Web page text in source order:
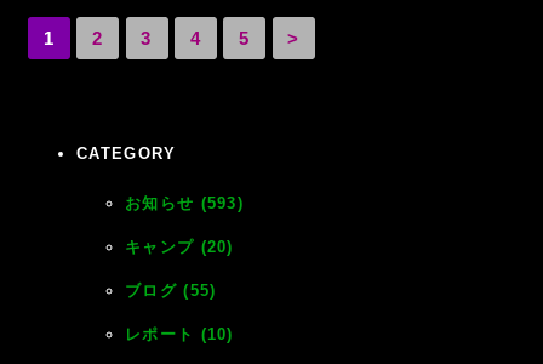
1 2 3 4 5 >
CATEGORY
お知らせ (593)
キャンプ (20)
ブログ (55)
レポート (10)